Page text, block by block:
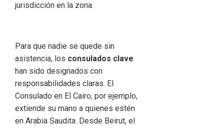
jurisdicción en la zona.
Para que nadie se quede sin
asistencia, los consulados clave
han sido designados con
responsabilidades claras. El
Consulado en El Cairo, por ejemplo,
extiende su mano a quienes estén
en Arabia Saudita. Desde Beirut, el